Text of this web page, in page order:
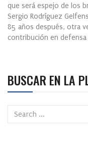
que será espejo de los
Sergio Rodríguez
85 años después, otra
contribución en defensa
BUSCAR EN LA